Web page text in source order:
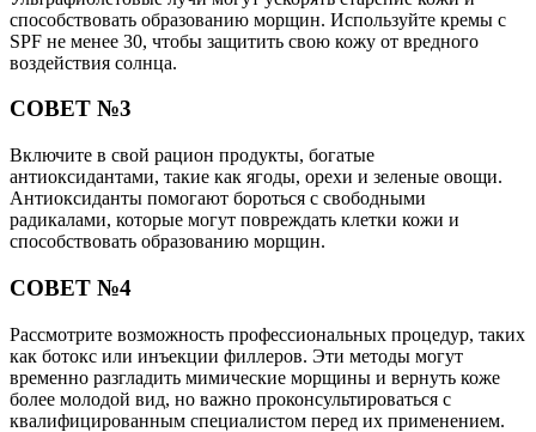
способствовать образованию морщин. Используйте кремы с
SPF не менее 30, чтобы защитить свою кожу от вредного
воздействия солнца.
СОВЕТ №3
Включите в свой рацион продукты, богатые
антиоксидантами, такие как ягоды, орехи и зеленые овощи.
Антиоксиданты помогают бороться с свободными
радикалами, которые могут повреждать клетки кожи и
способствовать образованию морщин.
СОВЕТ №4
Рассмотрите возможность профессиональных процедур, таких
как ботокс или инъекции филлеров. Эти методы могут
временно разгладить мимические морщины и вернуть коже
более молодой вид, но важно проконсультироваться с
квалифицированным специалистом перед их применением.